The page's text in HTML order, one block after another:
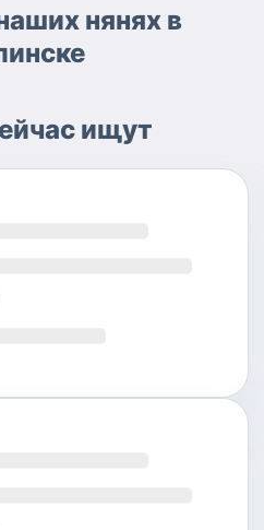
нянях в
ищут